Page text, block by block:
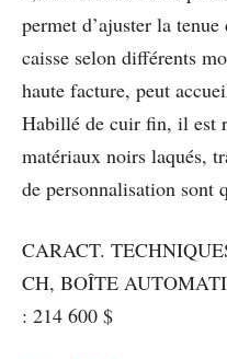
permet d’ajuster la
caisse selon différents
haute facture, peut
Habillé de cuir fin, il est
matériaux noirs laqués,
de personnalisation sont
CARACT.
CH, BOÎTE
: 214 600 $